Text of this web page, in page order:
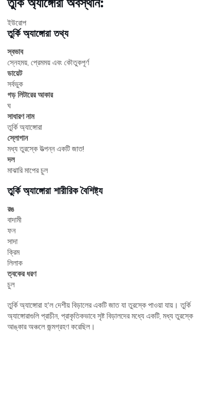
ইউরোপ
তুর্কি অ্যাঙ্গোরা তথ্য
স্বভাব
স্নেহময়, প্রেমময় এবং কৌতুকপূর্ণ
ডায়েট
সর্বভুক
গড় লিটারের আকার
ঘ
সাধারণ নাম
তুর্কি অ্যাঙ্গোরা
স্লোগান
মধ্য তুরস্কে উত্পন্ন একটি জাত!
দল
মাঝারি মাপের চুল
তুর্কি অ্যাঙ্গোরা শারীরিক বৈশিষ্ট্য
রঙ
বাদামী
ফন
সাদা
ক্রিম
লিলাক
ত্বকের ধরণ
চুল
তুর্কি অ্যাঙ্গোরা হ'ল দেশীয় বিড়ালের একটি জাত যা তুরস্কে পাওয়া যায়। তুর্কি
অ্যাঙ্গোরাগুলি প্রাচীন, প্রাকৃতিকভাবে সৃষ্ট বিড়ালদের মধ্যে একটি, মধ্য তুরস্কে
আঙ্কার অঞ্চলে জন্মগ্রহণ করেছিল।